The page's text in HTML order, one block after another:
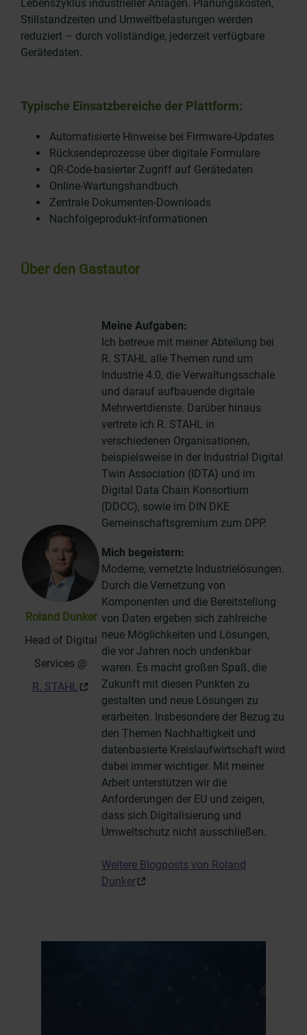
Lebenszyklus industrieller Anlagen. Planungskosten,
Stillstandzeiten und Umweltbelastungen werden
reduziert – durch vollständige, jederzeit verfügbare
Gerätedaten.
Typische Einsatzbereiche der Plattform:
Automatisierte Hinweise bei Firmware-Updates
Rücksendeprozesse über digitale Formulare
QR-Code-basierter Zugriff auf Gerätedaten
Online-Wartungshandbuch
Zentrale Dokumenten-Downloads
Nachfolgeprodukt-Informationen
Über den Gastautor
Roland Dunker
Head of Digital
Services @
R. STAHL
Meine Aufgaben:
Ich betreue mit meiner Abteilung bei
R. STAHL alle Themen rund um
Industrie 4.0, die Verwaltungsschale
und darauf aufbauende digitale
Mehrwertdienste. Darüber hinaus
vertrete ich R. STAHL in
verschiedenen Organisationen,
beispielsweise in der Industrial Digital
Twin Association (IDTA) und im
Digital Data Chain Konsortium
(DDCC), sowie im DIN DKE
Gemeinschaftsgremium zum DPP.
Mich begeistern:
Moderne, vernetzte Industrielösungen.
Durch die Vernetzung von
Komponenten und die Bereitstellung
von Daten ergeben sich zahlreiche
neue Möglichkeiten und Lösungen,
die vor Jahren noch undenkbar
waren. Es macht großen Spaß, die
Zukunft mit diesen Punkten zu
gestalten und neue Lösungen zu
erarbeiten. Insbesondere der Bezug zu
den Themen Nachhaltigkeit und
datenbasierte Kreislaufwirtschaft wird
dabei immer wichtiger. Mit meiner
Arbeit unterstützen wir die
Anforderungen der EU und zeigen,
dass sich Digitalisierung und
Umweltschutz nicht ausschließen.
Weitere Blogposts von Roland
Dunker